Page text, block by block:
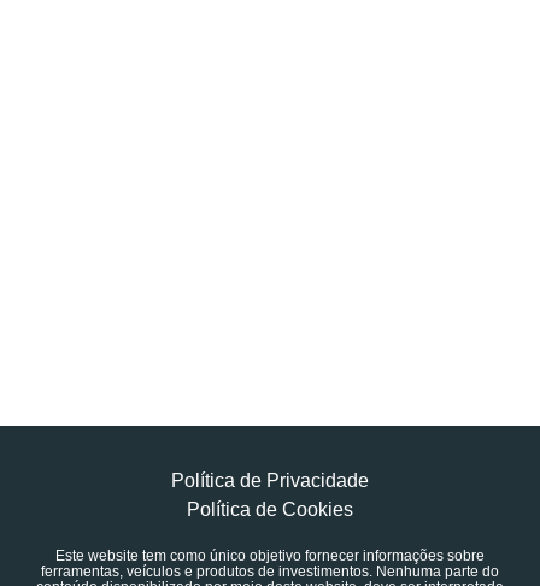
Política de Privacidade
Política de Cookies
Este website tem como único objetivo fornecer informações sobre
ferramentas, veículos e produtos de investimentos. Nenhuma parte do